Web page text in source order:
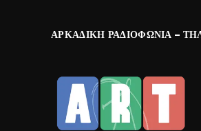
ΑΡΚΑΔΙΚΉ ΡΑΔΙΟΦΩΝΊΑ –